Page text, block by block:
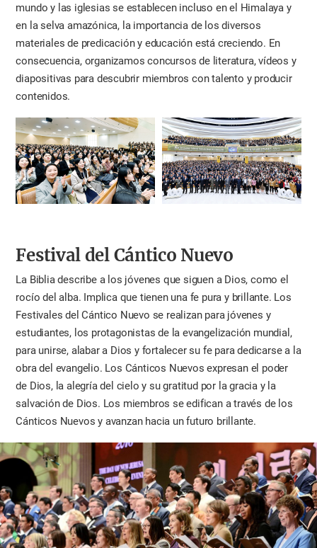
mundo y las iglesias se establecen incluso en el Himalaya y
en la selva amazónica, la importancia de los diversos
materiales de predicación y educación está creciendo. En
consecuencia, organizamos concursos de literatura, vídeos y
diapositivas para descubrir miembros con talento y producir
contenidos.
Festival del Cántico Nuevo
La Biblia describe a los jóvenes que siguen a Dios, como el
rocío del alba. Implica que tienen una fe pura y brillante. Los
Festivales del Cántico Nuevo se realizan para jóvenes y
estudiantes, los protagonistas de la evangelización mundial,
para unirse, alabar a Dios y fortalecer su fe para dedicarse a la
obra del evangelio. Los Cánticos Nuevos expresan el poder
de Dios, la alegría del cielo y su gratitud por la gracia y la
salvación de Dios. Los miembros se edifican a través de los
Cánticos Nuevos y avanzan hacia un futuro brillante.